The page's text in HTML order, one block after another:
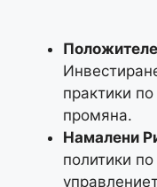
практики
промяна.
Намалени
политики